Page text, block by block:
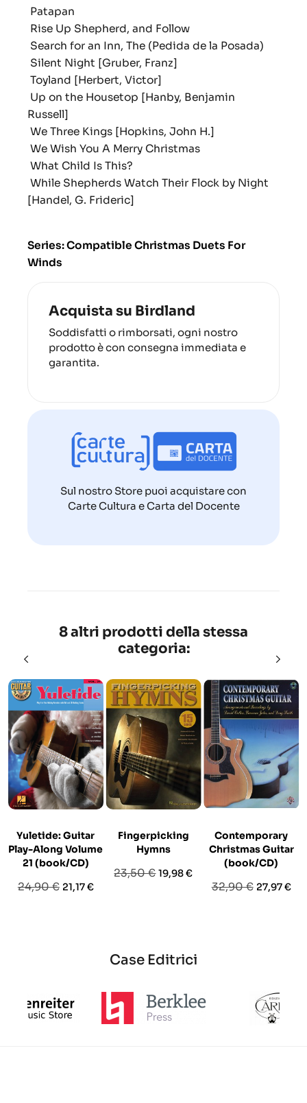
Patapan
Rise Up Shepherd, and Follow
Search for an Inn, The (Pedida de la Posada)
Silent Night [Gruber, Franz]
Toyland [Herbert, Victor]
Up on the Housetop [Hanby, Benjamin
Russell]
We Three Kings [Hopkins, John H.]
We Wish You A Merry Christmas
What Child Is This?
While Shepherds Watch Their Flock by Night
[Handel, G. Frideric]
Series: Compatible Christmas Duets For
Winds
Acquista su Birdland
Soddisfatti o rimborsati, ogni nostro
prodotto è con consegna immediata e
garantita.
Sul nostro Store puoi acquistare con
Carte Cultura e Carta del Docente
8 altri prodotti della stessa
categoria:
Yuletide: Guitar
Play-Along Volume
21 (book/CD)
Prezzo
24,90 € Prezzo
21,17 €
Fingerpicking
Hymns
Prezzo
23,50 €Prezzo
19,98 €
Contemporary
Christmas Guitar
(book/CD)
Prezzo
32,90 € Prezzo
27,97 €
Case Editrici